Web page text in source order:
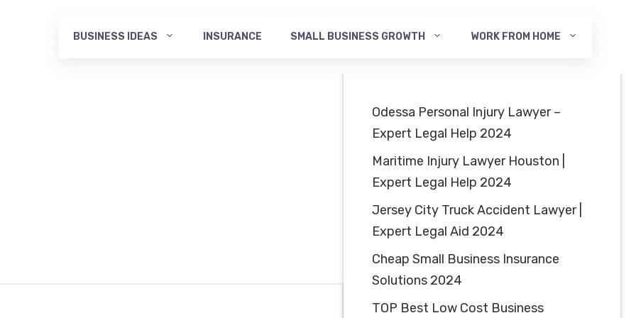
BUSINESS IDEAS INSURANCE SMALL BUSINESS GROWTH WORK FROM HOME
Odessa Personal Injury Lawyer –
Expert Legal Help 2024
Maritime Injury Lawyer Houston |
Expert Legal Help 2024
Jersey City Truck Accident Lawyer |
Expert Legal Aid 2024
Cheap Small Business Insurance
Solutions 2024
TOP Best Low Cost Business